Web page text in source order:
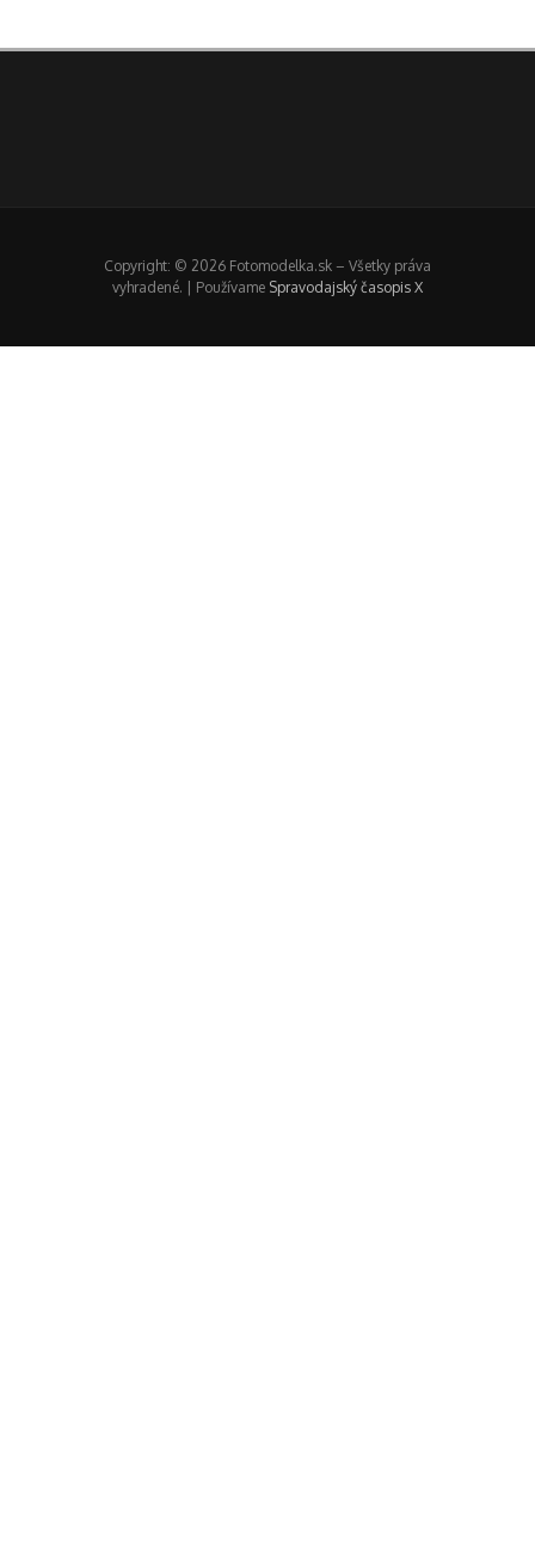
Copyright: © 2026 Fotomodelka.sk – Všetky práva
vyhradené. | Používame Spravodajský časopis X